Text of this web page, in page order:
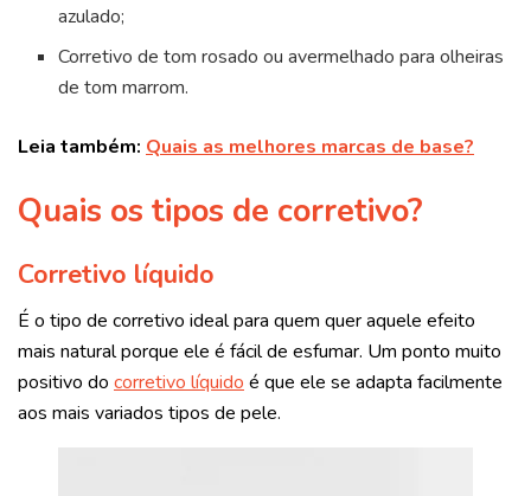
azulado;
Corretivo de tom rosado ou avermelhado para olheiras
de tom marrom.
Leia também: Quais as melhores marcas de base?
Quais os tipos de corretivo?
Corretivo líquido
É o tipo de corretivo ideal para quem quer aquele efeito
mais natural porque ele é fácil de esfumar. Um ponto muito
positivo do corretivo líquido é que ele se adapta facilmente
aos mais variados tipos de pele.